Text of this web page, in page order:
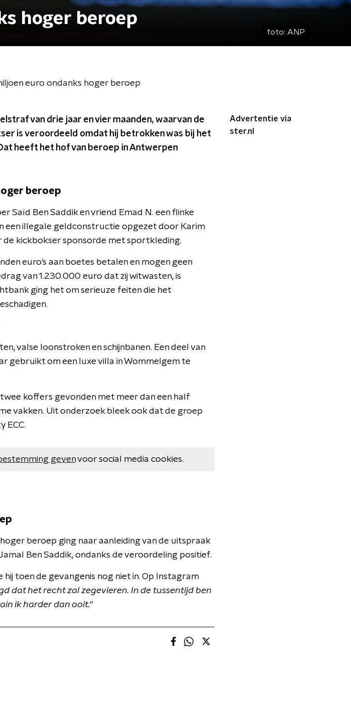
hoger beroep
foto: ANP
euro ondanks hoger beroep
van drie jaar en vier maanden, waarvan de
is veroordeeld omdat hij betrokken was bij het
heeft het hof van beroep in Antwerpen
beroep
Saïd Ben Saddik en vriend Emad N. een flinke
een illegale geldconstructie opgezet door Karim
de kickbokser sponsorde met sportkleding.
euro's aan boetes betalen en mogen geen
van 1.230.000 euro dat zij witwasten, is
ging het om serieuze feiten die het
valse loonstroken en schijnbanen. Een deel van
gebruikt om een luxe villa in Wommelgem te
koffers gevonden met meer dan een half
vakken. Uit onderzoek bleek ook dat de groep
ECC.
gevenvoor social media cookies.
beroep ging naar aanleiding van de uitspraak
Ben Saddik, ondanks de veroordeling positief.
toen de gevangenis nog niet in. Op Instagram
dat het recht zal zegevieren. In de tussentijd ben
ik harder dan ooit."
Advertentie via
ster.nl